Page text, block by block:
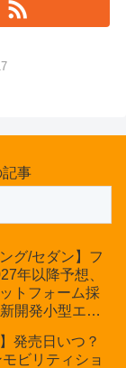
事
グ/セダン】フ
年以降予想、
トフォーム採
開発小型エン
最新情報】60
発売日いつ？
ビリティショ